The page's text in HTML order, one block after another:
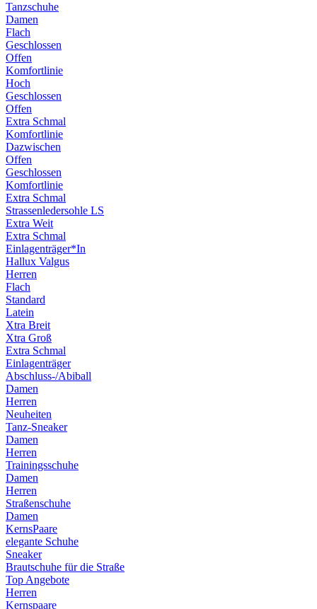
Tanzschuhe
Damen
Flach
Geschlossen
Offen
Komfortlinie
Hoch
Geschlossen
Offen
Extra Schmal
Komfortlinie
Dazwischen
Offen
Geschlossen
Komfortlinie
Extra Schmal
Strassenledersohle LS
Extra Weit
Extra Schmal
Einlagenträger*In
Hallux Valgus
Herren
Flach
Standard
Latein
Xtra Breit
Xtra Groß
Extra Schmal
Einlagenträger
Abschluss-/Abiball
Damen
Herren
Neuheiten
Tanz-Sneaker
Damen
Herren
Trainingsschuhe
Damen
Herren
Straßenschuhe
Damen
KernsPaare
elegante Schuhe
Sneaker
Brautschuhe für die Straße
Top Angebote
Herren
Kernspaare